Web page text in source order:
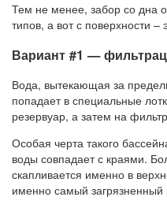
Тем не менее, забор со дна
типов, а вот с поверхности
Вариант #1 —
Вода, вытекающая за
попадает в специальные
резервуар, а затем на
Особая черта такого
воды совпадает с краями.
скапливается именно в
именно самый загрязненный